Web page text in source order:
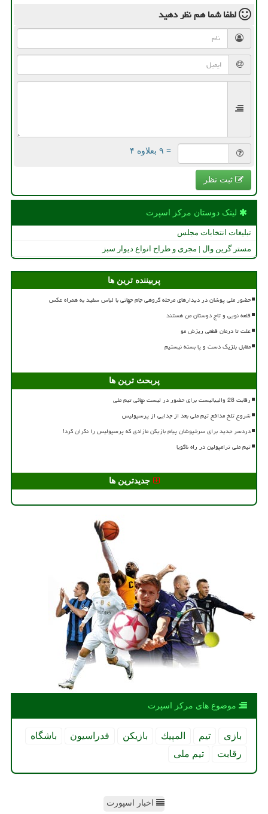
لطفا شما همنظر دهید
= ۹ بعلاوه ۴
ثبت نظر
لینک دوستان مركز اسپرت
تبلیغات انتخابات مجلس
مستر گرین وال | مجری و طراح انواع دیوار سبز
پربیننده ترین ها
حضور ملی پوشان در دیدارهای مرحله گروهی جام جهانی با لباس سفید به همراه عکس
قلعه نویی و تاج دوستان من هستند
علت تا درمان قطعی ریزش مو
مقابل بلژیک دست و پا بسته نیستیم
پربحث ترین ها
رقابت 28 والیبالیست برای حضور در لیست نهائی تیم ملی
شروع تلخ مدافع تیم ملی بعد از جدایی از پرسپولیس
دردسر جدید برای سرخپوشان پیام بازیکن مازادی که پرسپولیس را نگران کرد!
تیم ملی ترامپولین در راه ناگویا
جدیدترین ها
موضوع های مركز اسپرت
بازی تیم المپیك بازیكن فدراسیون
باشگاه
رقابت
تیم ملی
اخبار اسپورت